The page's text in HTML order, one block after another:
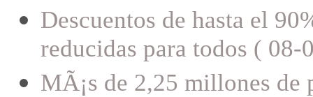
Descuentos de hasta el
reducidas para todos ( 08-
MÃ¡s de 2,25 millones